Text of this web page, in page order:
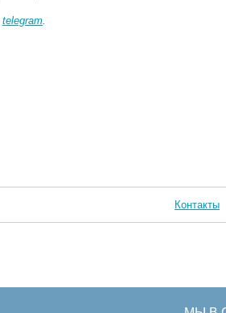
telegram
Контакты